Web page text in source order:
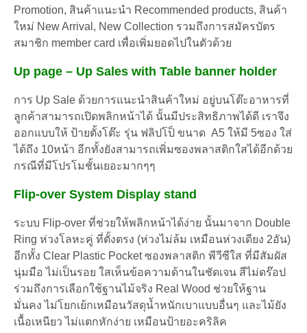
Promotion, สินค้าแนะนำ Recommended products, สินค้า
ใหม่ New Arrival, New Collection รวมถึงการสมัครบัตร
สมาชิก member card เพื่อเพิ่มยอดไปในตัวด้วย
Up page – Up Sales with Table banner holder
การ Up Sale ด้วยการแนะนำสินค้าใหม่ อยู่บนโต๊ะอาหารที่
ลูกค้าสามารถเปิดพลิกหน้าได้ นั้นมีประสิทธิภาพได้ดี เราจึง
ออกแบบให้ ป้ายตั้งโต๊ะ รุ่น ฟลิปโป็ ขนาด A5 ให้มี 5ซอง ใส่
ได้ถึง 10หน้า อีกทั้งยังสามารถเพิ่มซองพลาสติกใสได้อีกด้วย
กรณีที่มีโปรโมชั้นเยอะมากๆๆ
Flip-over System Display stand
ระบบ Flip-over ที่ช่วยให้พลิกหน้าได้ง่าย นั้นมาจาก Double
Ring ห่วงโลหะคู่ ที่ตั้งตรง (ห่วงไม่ล้ม เหมือนห่วงเดียง 2อัน)
อีกทั้ง Clear Plastic Pocket ซองพลาสติก พีวีซีใส ที่มีสัมผัส
นุ่มมือ ไม่เป็นรอย ใสเห็นข้อความด้านในชัดเจน สีไม่ดร๊อป
ร่วมถึงการเลือกใช้ฐานไม้จริง Real Wood ช่วยให้ฐาน
มั่นคง ไม่โยกเย้กเหมือนวัสดุน้ำหนักเบาแบบอื่นๆ และไม้ยัง
เนื้อเหนียว ไม่แตกหักง่าย เหมือนป้ายอะคริลิค